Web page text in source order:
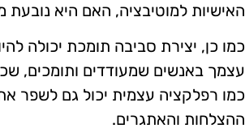
האישיות למוטיבציה, האם היא נובעת
כמו כן, יצירת סביבה תומכת יכולה
עצמך באנשים שמעודדים ותומכים,
כמו רפלקציה עצמית יכול גם לשפר
ההצלחות והאתגרים.